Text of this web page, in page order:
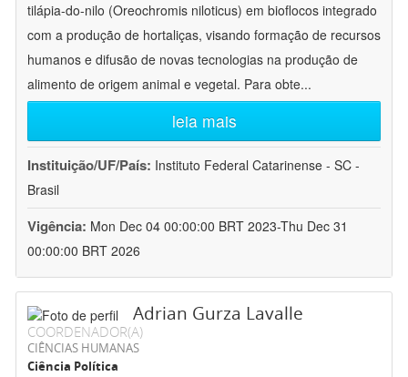
tilápia-do-nilo (Oreochromis niloticus) em bioflocos integrado
com a produção de hortaliças, visando formação de recursos
humanos e difusão de novas tecnologias na produção de
alimento de origem animal e vegetal. Para obte...
leia mais
Instituição/UF/País: Instituto Federal Catarinense - SC -
Brasil
Vigência: Mon Dec 04 00:00:00 BRT 2023-Thu Dec 31
00:00:00 BRT 2026
Adrian Gurza Lavalle
COORDENADOR(A)
CIÊNCIAS HUMANAS
Ciência Política